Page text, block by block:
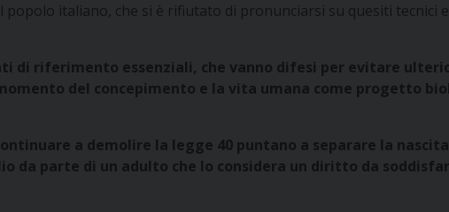
italiano, che si è rifiutato di pronunciarsi su quesiti tecnici
di riferimento essenziali, che vanno difesi per evitare
del concepimento e la vita umana come progetto
a demolire la legge 40 puntano a separare la
parte di un adulto che lo considera un diritto da